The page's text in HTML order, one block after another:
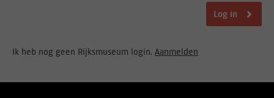
Log in
Ik heb nog geen Rijksmuseum login. Aanmelden